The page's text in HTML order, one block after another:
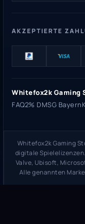
AKZEPTIERTE
Whitefox2k Gaming
FAQ2% DMSG Bayern
Whitefox2k Gaming
digitale
Valve, Ubisoft,
Alle genannten